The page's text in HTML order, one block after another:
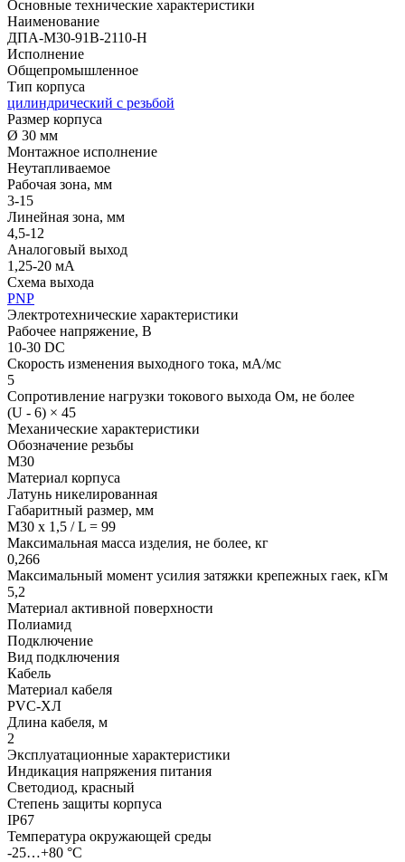
Основные технические характеристики
Наименование
ДПА-М30-91В-2110-Н
Исполнение
Общепромышленное
Тип корпуса
цилиндрический с резьбой
Размер корпуса
Ø 30 мм
Монтажное исполнение
Неутапливаемое
Рабочая зона, мм
3-15
Линейная зона, мм
4,5-12
Аналоговый выход
1,25-20 мА
Схема выхода
PNP
Электротехнические характеристики
Рабочее напряжение, В
10-30 DC
Скорость изменения выходного тока, мА/мс
5
Сопротивление нагрузки токового выхода Ом, не более
(U - 6) × 45
Механические характеристики
Обозначение резьбы
М30
Материал корпуса
Латунь никелированная
Габаритный размер, мм
M30 x 1,5 / L = 99
Максимальная масса изделия, не более, кг
0,266
Максимальный момент усилия затяжки крепежных гаек, кГм
5,2
Материал активной поверхности
Полиамид
Подключение
Вид подключения
Кабель
Материал кабеля
PVC-ХЛ
Длина кабеля, м
2
Эксплуатационные характеристики
Индикация напряжения питания
Светодиод, красный
Степень защиты корпуса
IP67
Температура окружающей среды
-25…+80 °С